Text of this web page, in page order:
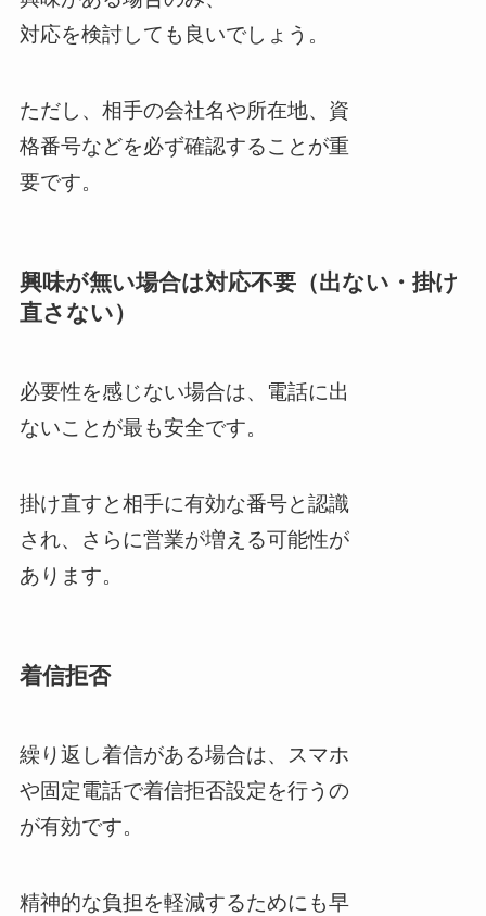
対応を検討しても良いでしょう。
ただし、相手の会社名や所在地、資
格番号などを必ず確認することが重
要です。
興味が無い場合は対応不要（出ない・掛け
直さない）
必要性を感じない場合は、電話に出
ないことが最も安全です。
掛け直すと相手に有効な番号と認識
され、さらに営業が増える可能性が
あります。
着信拒否
繰り返し着信がある場合は、スマホ
や固定電話で着信拒否設定を行うの
が有効です。
精神的な負担を軽減するためにも早